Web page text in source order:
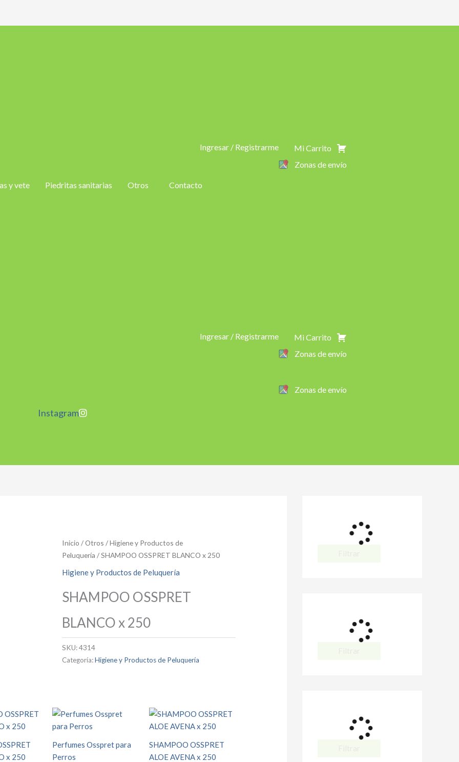
Ingresar / Registrarme
Mi Carrito
Zonas de envío
y vete Piedritas sanitarias Otros Contacto
Ingresar / Registrarme
Mi Carrito
Zonas de envío
Zonas de envío
Instagram
Inicio /Otros /Higiene y Productos de
Peluquería / SHAMPOO OSSPRET BLANCO x 250
Higiene y Productos de Peluquería
SHAMPOO OSSPRET
BLANCO x 250
SKU:4314
Categoría:Higiene y Productos de Peluquería
x 250
Perfumes Osspret para
Perros
SHAMPOO OSSPRET
ALOE AVENA x 250